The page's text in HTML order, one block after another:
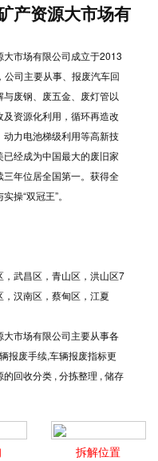
产资源大市场有
市场有限公司成立于2013
司主要从事、报废汽车回
废钢、废五金、废灯管以
资源化利用，循环再造改
力电池梯级利用等高新技
经成为中国最大的废旧家
年位居全国第一。获得全
操“双冠王”。
武昌区，青山区，洪山区7
汉南区，蔡甸区，江夏
市场有限公司主要从事各
报废手续,车辆报废指标更
回收分类 , 分拣整理 , 储存
拆解位置